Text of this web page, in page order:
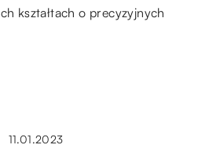
kształtach o precyzyjnych
11.01.2023